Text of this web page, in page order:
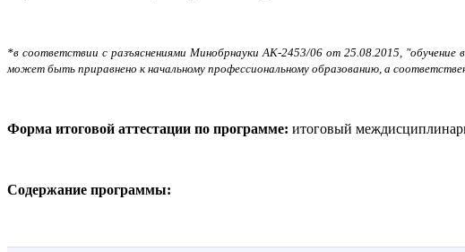
*в соответствии с разъяснениями Минобрнауки АК-2453/06 от 25.08.2015, "обучение
может быть приравнено к начальному профессиональному образованию, а
Форма итоговой аттестации по программе: итоговый
Содержание программы: